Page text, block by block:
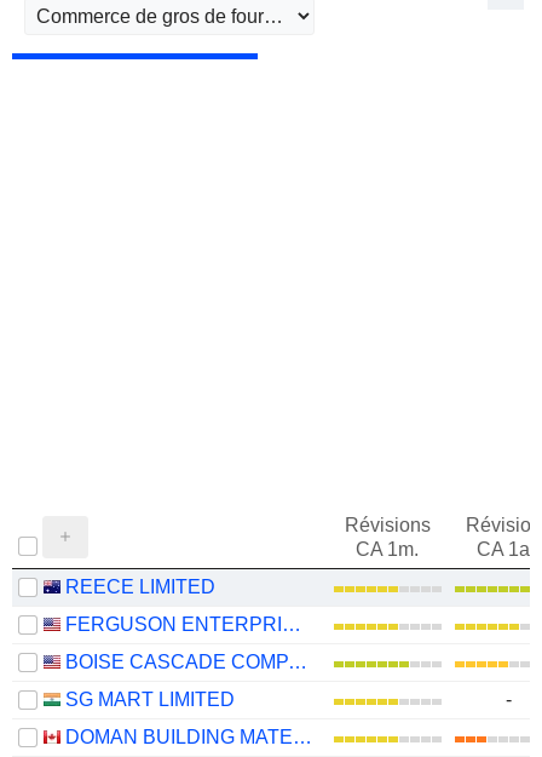
Révisions
CA 1m.
CA 1an
REECE LIMITED
FERGUSON ENTERPRISES INC.
BOISE CASCADE COMPANY
SG MART LIMITED
-
DOMAN BUILDING MATERIALS GROUP LTD.